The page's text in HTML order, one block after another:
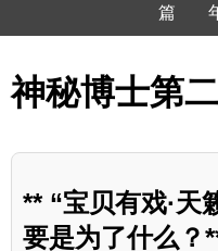
篇
神秘博士第
** “宝贝有戏·天
要是为了什么？